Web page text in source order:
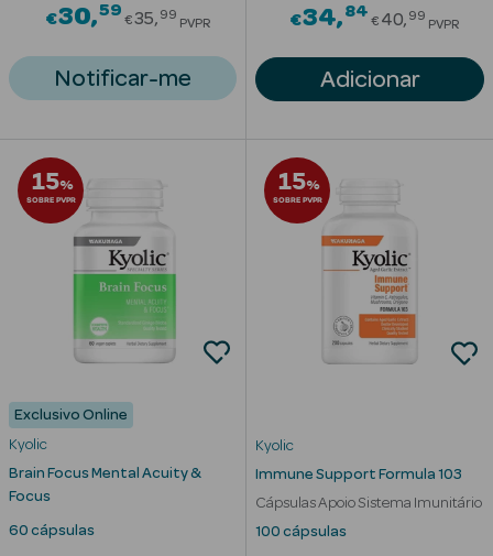
Anti-
Limpeza Facial
Água Micelar
Solares
Máscaras
Faciais
Água Termal
Esfoliantes
Lábios
€30 59Price reduced from
€35 99
PVPR
Notificar-me
€34 84Price
€ 40 99
PVPR
Adicionar
15%
SOBRE PVPR
Exclusivo Online
Kyolic
Brain Focus Mental Acuity &
Focus
60 cápsulas
15%
SOBRE PVPR
Kyolic
Immune Support Formula 103
Cápsulas Apoio Sistema Imunitário
100 cápsulas